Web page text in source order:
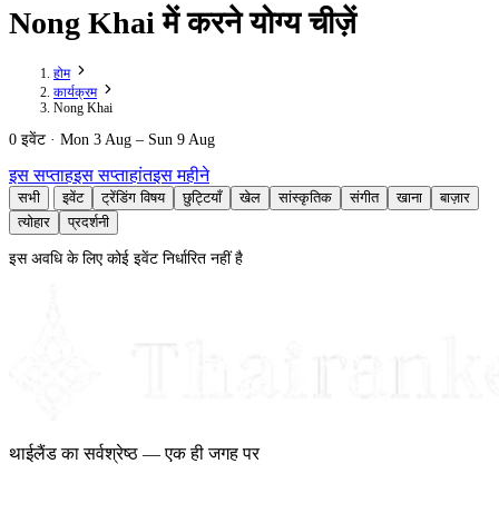
Nong Khai में करने योग्य चीज़ें
होम
कार्यक्रम
Nong Khai
0 इवेंट · Mon 3 Aug – Sun 9 Aug
इस सप्ताहइस सप्ताहांतइस महीने
सभी इवेंट ट्रेंडिंग विषय छुट्टियाँ खेल सांस्कृतिक संगीत खाना
बाज़ार
त्योहार
प्रदर्शनी
इस अवधि के लिए कोई इवेंट निर्धारित नहीं है
थाईलैंड का सर्वश्रेष्ठ — एक ही जगह पर